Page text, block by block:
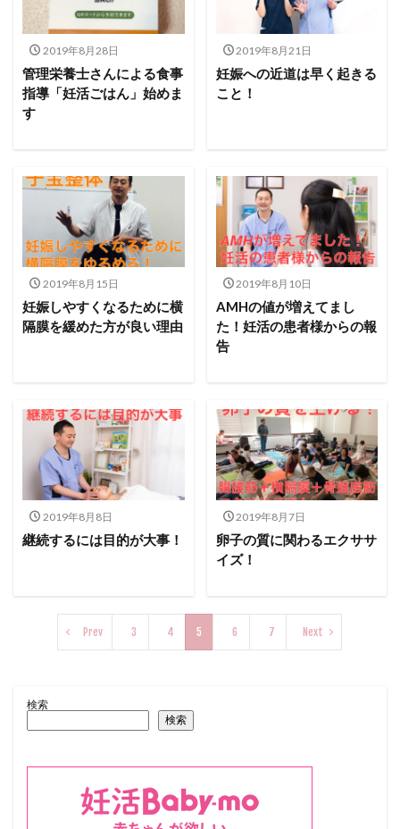
2019年8月28日
管理栄養士さんによる食事
指導「妊活ごはん」始めま
す
2019年8月21日
妊娠への近道は早く起きる
こと！
2019年8月15日
妊娠しやすくなるために横
隔膜を緩めた方が良い理由
2019年8月10日
AMHの値が増えてまし
た！妊活の患者様からの報
告
2019年8月8日
継続するには目的が大事！
2019年8月7日
卵子の質に関わるエクササ
イズ！
Prev 3 4 5 6 7 Next
検索
検索